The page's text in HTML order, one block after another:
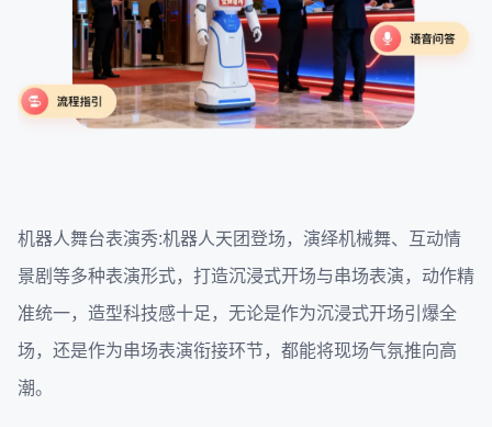
机器人舞台表演秀:机器人天团登场，演绎机械舞、互动情
景剧等多种表演形式，打造沉浸式开场与串场表演，动作精
准统一，造型科技感十足，无论是作为沉浸式开场引爆全
场，还是作为串场表演衔接环节，都能将现场气氛推向高
潮。